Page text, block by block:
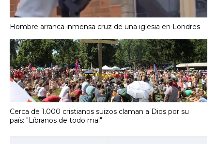
Hombre arranca inmensa cruz de una iglesia en Londres
Cerca de 1.000 cristianos suizos claman a Dios por su
país: "Líbranos de todo mal"